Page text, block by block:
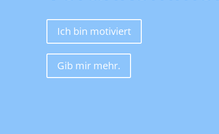
Ich bin motiviert
Gib mir mehr.